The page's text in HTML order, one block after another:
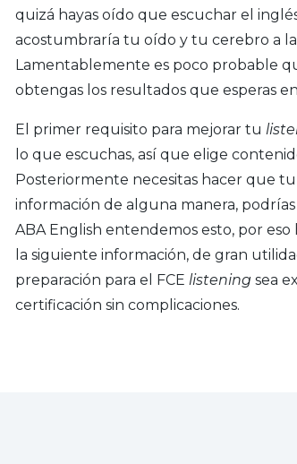
quizá hayas oído que escuchar el
acostumbraría tu oído y tu cerebro a
Lamentablemente es poco probable
obtengas los resultados que esperas
El primer requisito para mejorar tu
lo que escuchas, así que elige
Posteriormente necesitas hacer que
información de alguna manera,
ABA English entendemos esto, por
la siguiente información, de gran
preparación para el FCE listeningsea
certificación sin complicaciones.